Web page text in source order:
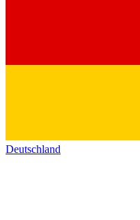
Deutschland